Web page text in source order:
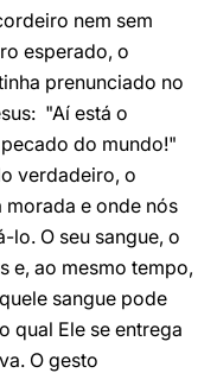
nem sem
esperado, o
prenunciado no
"Aí está o
do mundo!"
verdadeiro, o
morada e onde nós
lo. O seu sangue, o
e, ao mesmo tempo,
sangue pode
qual Ele se entrega
O gesto